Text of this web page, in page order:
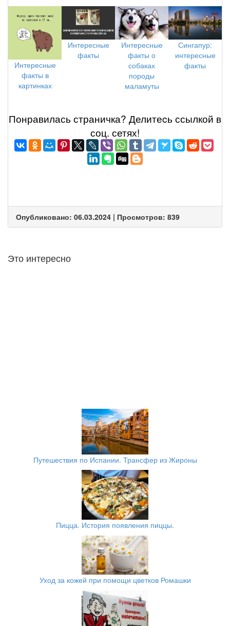
Интересные
факты в
картинках
Интересные
факты
Интересные
факты о
собаках
породы
маламуты
Сингапур:
интересные
факты
Понравилась страничка? Делитеcь ссылкой в
соц. сетях!
Опубликовано: 06.03.2024 | Просмотров: 839
Это интересно
Путешествия по Испании. Трансфер из Жироны
Пицца. История появления пиццы.
Уход за кожей при помощи цветков Ромашки